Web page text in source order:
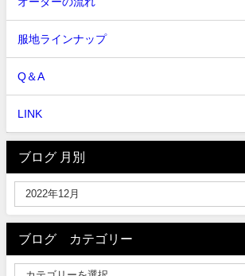
服地ラインナップ
Q＆A
LINK
ブログ 月別
ブログ カテゴリー